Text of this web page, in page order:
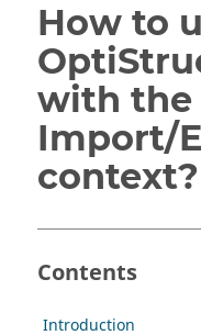
How to
with the
Import/
context?
Contents
Introduction